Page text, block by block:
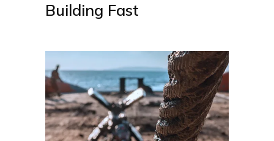
Building Fast